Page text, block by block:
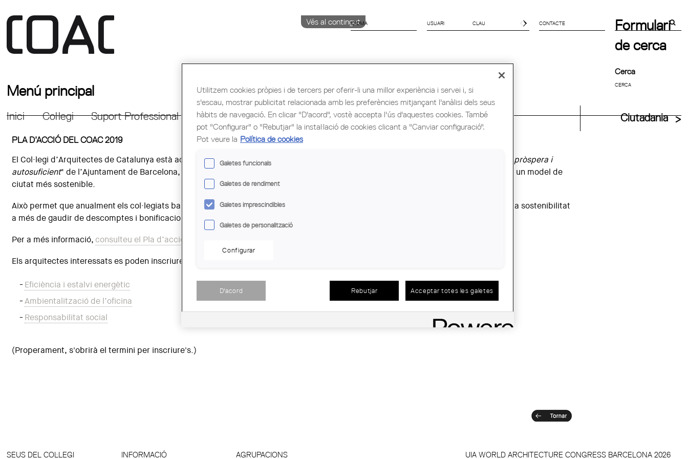
Vés al contingut
IDIOMA
ESPAÑOL
CONTACTE
Formulari
de cerca
Cerca
Menú principal
Inici Col·legi Suport Professional Formació i Ocupació Cultura Congrés Mundial d'Arquitectes UIA Ciutadania
PLA D’ACCIÓ DEL COAC 2019
El Col·legi d’Arquitectes de Catalunya està adherit al " Compromís per la Sostenibilitat 2012-2022: per una Barcelona més equitativa, pròspera i
autosuficient" de l’Ajuntament de Barcelona, mitjançant un Pla d’Acció on inclou les actuacions que realitza i potencia per anar cap a un model de
ciutat més sostenible.
Això permet que anualment els col·legiats barcelonins puguin sumar-se a emprendre les accions derivades d’aquest Pla d’Acció per la sostenibilitat
a més de gaudir de descomptes i bonificacions.
Per a més informació, consulteu el Pla d’acció del COAC 2019
Els arquitectes interessats es poden inscriure al programa proposant accions pròpies i/o apuntar-se a les línies d’actuació següents:
-Eficiència i estalvi energètic
-Ambientalització de l’oficina
-Responsabilitat social
(Properament, s'obrirà el termini per inscriure's.)
SEUS DEL COL·LEGI INFORMACIÓ AGRUPACIONS UIA WORLD ARCHITECTURE CONGRESS BARCELONA 2026
Utilitzem cookies pròpies i de tercers per oferir-li una millor experiència i servei i, si
s'escau, mostrar publicitat relacionada amb les preferències mitjançant l'anàlisi dels seus
hàbits de navegació. En clicar "D'acord", vostè accepta l'ús d'aquestes cookies. També
pot "Configurar" o "Rebutjar" la instal·lació de cookies clicant a "Canviar configuració".
Pot veure la Política de cookies
Galetes funcionals
Galetes de rendiment
Galetes imprescindibles
Galetes de personalització
Configurar
D'acord Rebutjar Acceptar totes les galetes